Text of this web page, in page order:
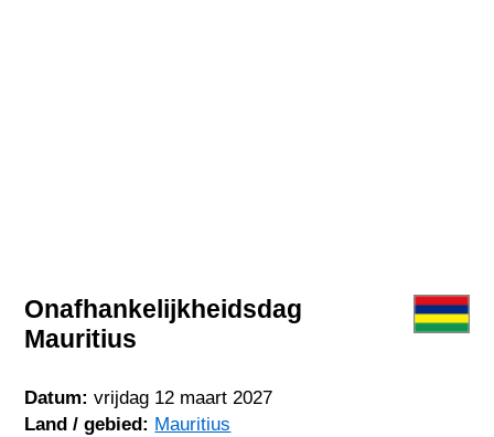
Onafhankelijkheidsdag
Mauritius
Datum: vrijdag 12 maart 2027
Land / gebied: Mauritius